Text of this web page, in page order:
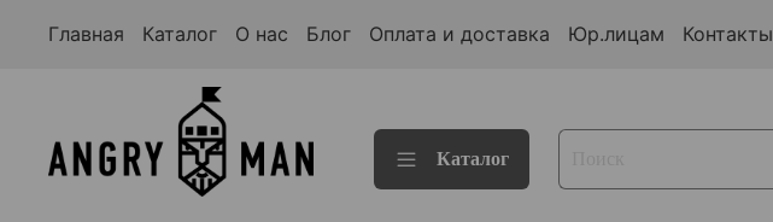
Главная Каталог О нас Блог Оплата и доставка Юр.лицам Контакты
Каталог